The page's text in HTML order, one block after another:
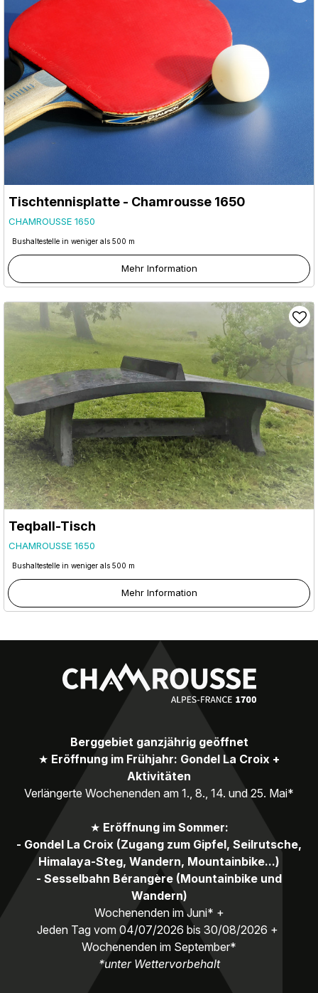
Tischtennisplatte - Chamrousse 1650
CHAMROUSSE 1650
Bushaltestelle in weniger als 500 m
Mehr Information
Teqball-Tisch
CHAMROUSSE 1650
Bushaltestelle in weniger als 500 m
Mehr Information
Berggebiet ganzjährig geöffnet
★ Eröffnung im Frühjahr: Gondel La Croix +
Aktivitäten
Verlängerte Wochenenden am 1., 8., 14. und 25. Mai*
★ Eröffnung im Sommer:
- Gondel La Croix (Zugang zum Gipfel, Seilrutsche,
Himalaya-Steg, Wandern, Mountainbike...)
- Sesselbahn Bérangère (Mountainbike und
Wandern)
Wochenenden im Juni* +
Jeden Tag vom 04/07/2026 bis 30/08/2026 +
Wochenenden im September*
*unter Wettervorbehalt